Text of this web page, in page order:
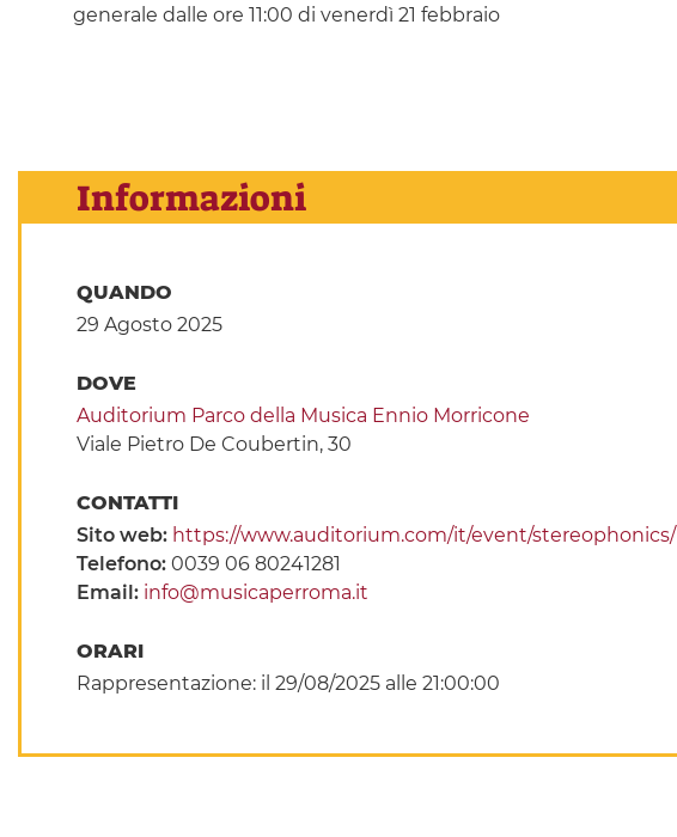
generale dalle ore 11:00 di venerdì 21 febbraio
Informazioni
QUANDO
29 Agosto 2025
DOVE
Auditorium Parco della Musica Ennio Morricone
Viale Pietro De Coubertin, 30
CONTATTI
Sito web: https://www.auditorium.com/it/event/stereophonics/
Telefono: 0039 06 80241281
Email: info@musicaperroma.it
ORARI
Rappresentazione: il 29/08/2025 alle 21:00:00